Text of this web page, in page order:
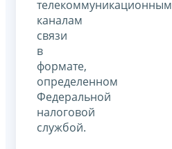
телекоммуникационным
каналам
связи
в
формате,
определенном
Федеральной
налоговой
службой.